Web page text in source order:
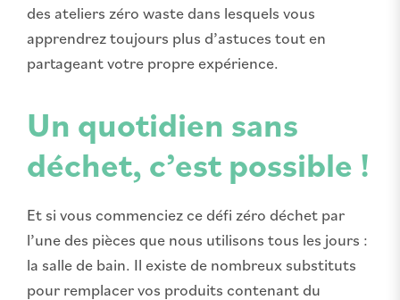
des ateliers zéro waste dans lesquels vous
apprendrez toujours plus d’astuces tout en
partageant votre propre expérience.
Un quotidien sans
déchet, c’est possible !
Et si vous commenciez ce défi zéro déchet par
l’une des pièces que nous utilisons tous les jours :
la salle de bain. Il existe de nombreux substituts
pour remplacer vos produits contenant du